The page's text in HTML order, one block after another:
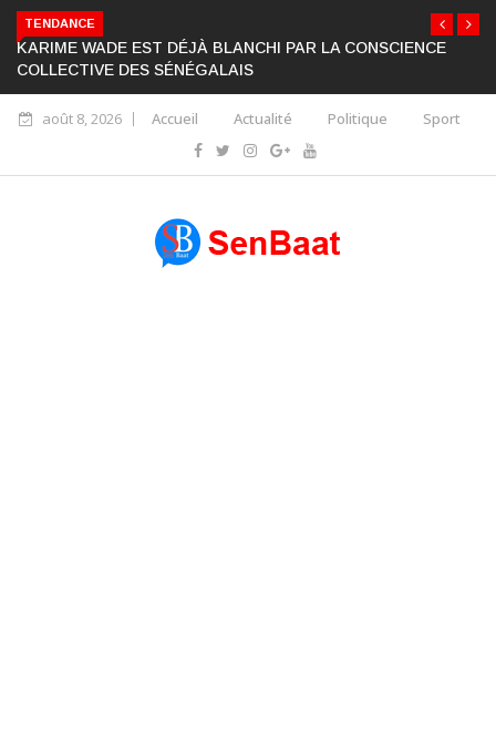
TENDANCE
KARIME WADE EST DÉJÀ BLANCHI PAR LA CONSCIENCE
COLLECTIVE DES SÉNÉGALAIS
août 8, 2026 Accueil Actualité Politique Sport